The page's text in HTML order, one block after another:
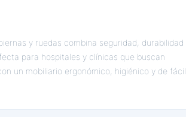
y ruedas combina seguridad, durabilidad
para hospitales y clínicas que buscan
un mobiliario ergonómico, higiénico y de fácil